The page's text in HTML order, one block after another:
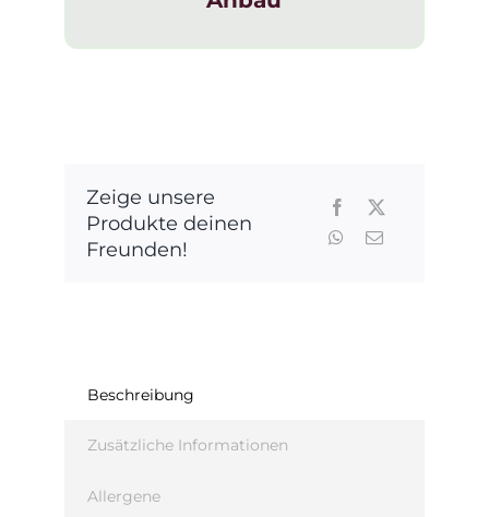
Beschreibung
Zusätzliche Informationen
Allergene
Zeige unsere
Produkte deinen
Freunden!